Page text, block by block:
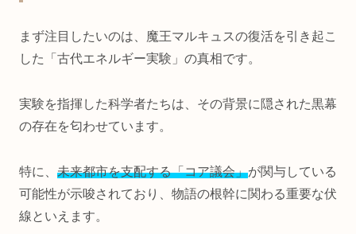
まず注目したいのは、魔王マルキュスの復活を引き起こ
した「古代エネルギー実験」の真相です。
実験を指揮した科学者たちは、その背景に隠された黒幕
の存在を匂わせています。
特に、 未来都市を支配する「コア議会」が関与している
可能性が示唆されており、物語の根幹に関わる重要な伏
線といえます。